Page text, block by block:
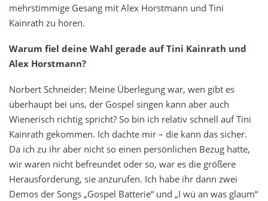
mehrstimmige Gesang mit Alex Horstmann und Tini
Kainrath zu hören.
Warum fiel deine Wahl gerade auf Tini Kainrath und
Alex Horstmann?
Norbert Schneider: Meine Überlegung war, wen gibt es
überhaupt bei uns, der Gospel singen kann aber auch
Wienerisch richtig spricht? So bin ich relativ schnell auf Tini
Kainrath gekommen. Ich dachte mir – die kann das sicher.
Da ich zu ihr aber nicht so einen persönlichen Bezug hatte,
wir waren nicht befreundet oder so, war es die größere
Herausforderung, sie anzurufen. Ich habe ihr dann zwei
Demos der Songs „Gospel Batterie“ und „I wü an was glaum“